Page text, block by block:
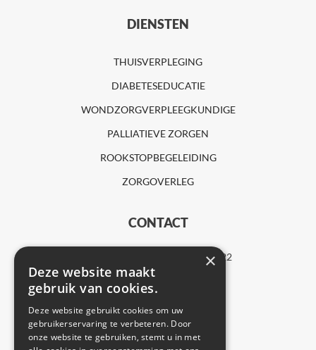
DIENSTEN
THUISVERPLEGING
DIABETESEDUCATIE
WONDZORGVERPLEEGKUNDIGE
PALLIATIEVE ZORGEN
ROOKSTOPBEGELEIDING
ZORGOVERLEG
CONTACT
RUMBEEKSESTEENWEG 400 / 22
8800 RUMBEKE
INFO@FLEXZORG.BE
×
Deze website maakt
gebruik van cookies.
Deze website gebruikt cookies om uw
gebruikerservaring te verbeteren. Door
onze website te gebruiken, stemt u in met